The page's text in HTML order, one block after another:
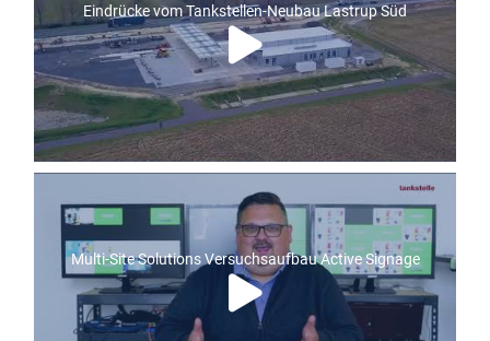
Eindrücke vom Tankstellen-Neubau Lastrup Süd
Multi-Site Solutions Versuchsaufbau Active Signage